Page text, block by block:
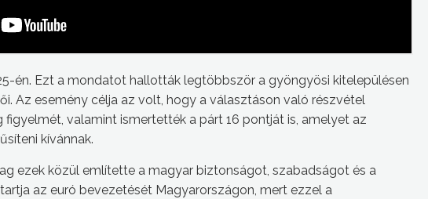
én. Ezt a mondatot hallották legtöbbször a gyöngyösi kitelepülésen
Az esemény célja az volt, hogy a választáson való részvétel
valamint ismertették a párt 16 pontját is, amelyet az
kívánnak.
ezek közül említette a magyar biztonságot, szabadságot és a
az euró bevezetését Magyarországon, mert ezzel a